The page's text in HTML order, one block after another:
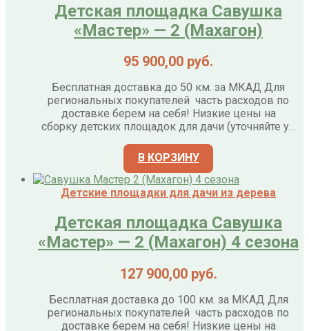
Детская площадка Савушка
«Мастер» — 2 (Махагон)
95 900,00 руб.
Бесплатная доставка до 50 км. за МКАД Для
региональных покупателей часть расходов по
доставке берем на себя! Низкие цены на
сборку детских площадок для дачи (уточняйте у…
В КОРЗИНУ
Детские площадки для дачи из дерева
Детская площадка Савушка
«Мастер» — 2 (Махагон) 4 сезона
127 900,00 руб.
Бесплатная доставка до 100 км. за МКАД Для
региональных покупателей часть расходов по
доставке берем на себя! Низкие цены на